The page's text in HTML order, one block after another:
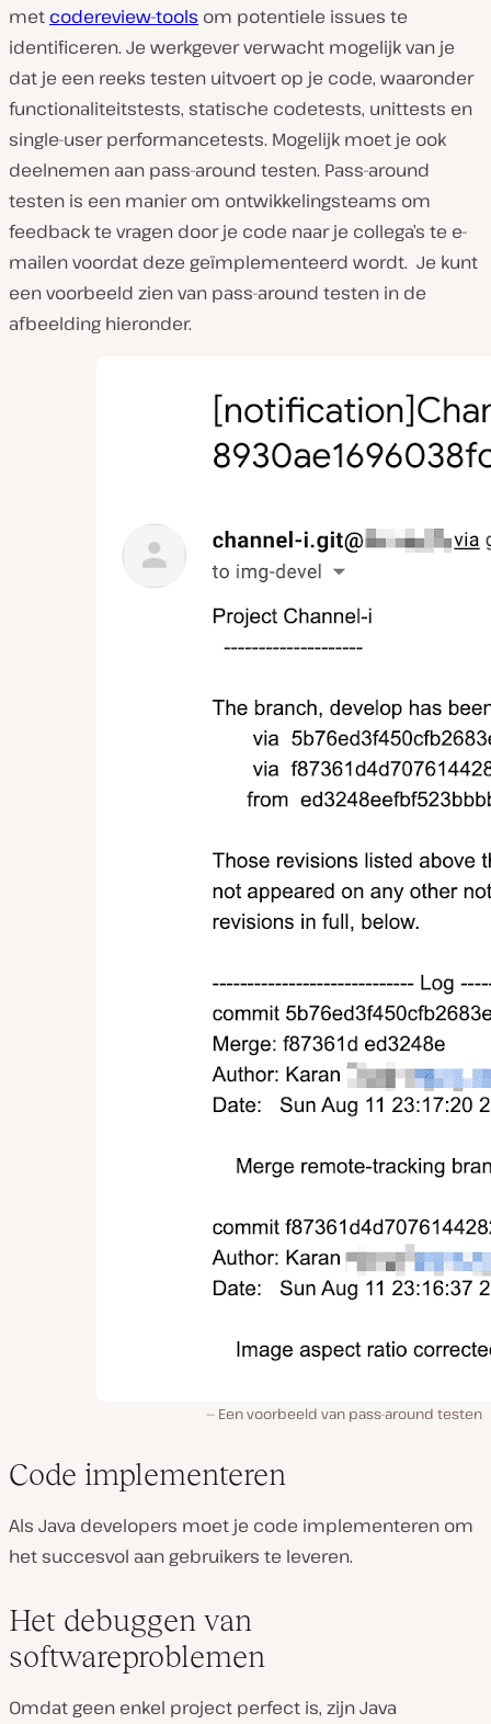
met codereview-tools om potentiele issues te
identificeren. Je werkgever verwacht mogelijk van je
dat je een reeks testen uitvoert op je code, waaronder
functionaliteitstests, statische codetests, unittests en
single-user performancetests. Mogelijk moet je ook
deelnemen aan pass-around testen. Pass-around
testen is een manier om ontwikkelingsteams om
feedback te vragen door je code naar je collega’s te e-
mailen voordat deze geïmplementeerd wordt. Je kunt
een voorbeeld zien van pass-around testen in de
afbeelding hieronder.
Een voorbeeld van pass-around testen
Code implementeren
Als Java developers moet je code implementeren om
het succesvol aan gebruikers te leveren.
Het debuggen van
softwareproblemen
Omdat geen enkel project perfect is, zijn Java